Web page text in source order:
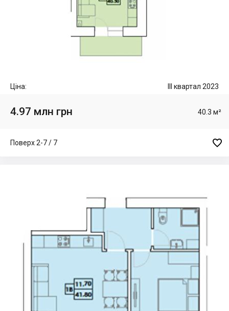
Ціна: III квартал 2023
4.97 млн грн 40.3 м²
Поверх 2-7 / 7 